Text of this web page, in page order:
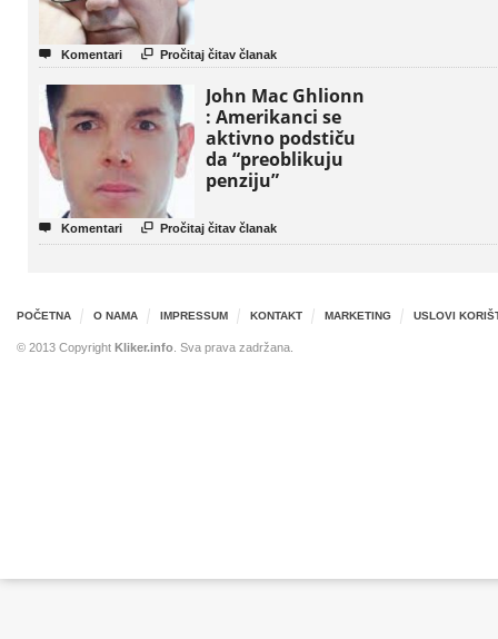
 Komentari  Pročitaj čitav članak
John Mac Ghlionn
: Amerikanci se
aktivno podstiču
da “preoblikuju
penziju”
 Komentari  Pročitaj čitav članak
POČETNA O NAMA IMPRESSUM KONTAKT MARKETING USLOVI
© 2013 Copyright Kliker.info. Sva prava zadržana.